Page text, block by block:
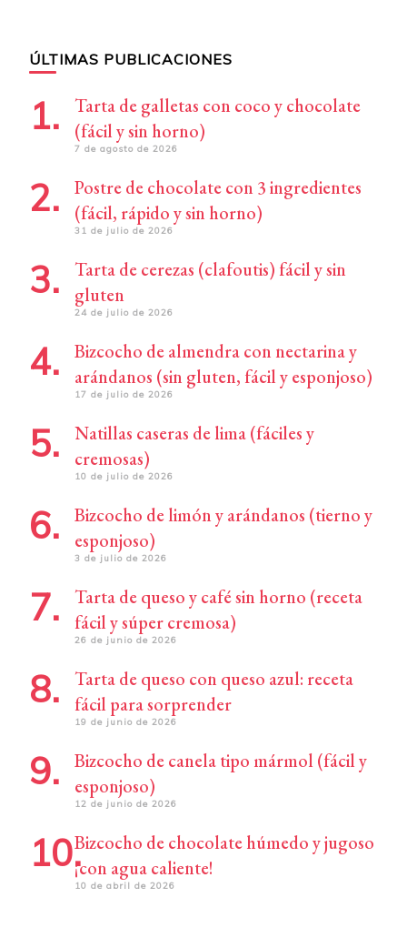
ÚLTIMAS PUBLICACIONES
Tarta de galletas con coco y chocolate
(fácil y sin horno)
7 de agosto de 2026
Postre de chocolate con 3 ingredientes
(fácil, rápido y sin horno)
31 de julio de 2026
Tarta de cerezas (clafoutis) fácil y sin
gluten
24 de julio de 2026
Bizcocho de almendra con nectarina y
arándanos (sin gluten, fácil y esponjoso)
17 de julio de 2026
Natillas caseras de lima (fáciles y
cremosas)
10 de julio de 2026
Bizcocho de limón y arándanos (tierno y
esponjoso)
3 de julio de 2026
Tarta de queso y café sin horno (receta
fácil y súper cremosa)
26 de junio de 2026
Tarta de queso con queso azul: receta
fácil para sorprender
19 de junio de 2026
Bizcocho de canela tipo mármol (fácil y
esponjoso)
12 de junio de 2026
Bizcocho de chocolate húmedo y jugoso
¡con agua caliente!
10 de abril de 2026